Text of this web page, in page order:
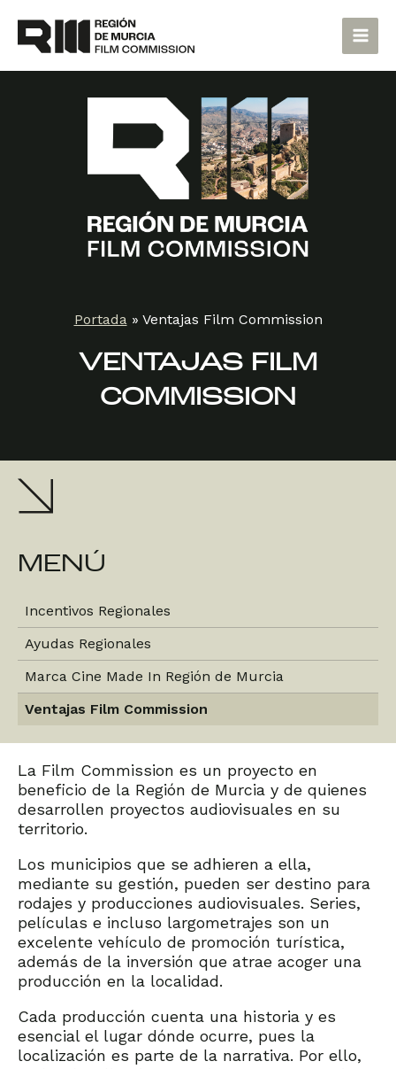
contenido
Main
Portada » Ventajas Film Commission
VENTAJAS FILM
COMMISSION
MENÚ
Incentivos Regionales
Ayudas Regionales
Marca Cine Made In Región de Murcia
Ventajas Film Commission
La Film Commission es un proyecto en
beneficio de la Región de Murcia y de quienes
desarrollen proyectos audiovisuales en su
territorio.
Los municipios que se adhieren a ella,
mediante su gestión, pueden ser destino para
rodajes y producciones audiovisuales. Series,
películas e incluso largometrajes son un
excelente vehículo de promoción turística,
además de la inversión que atrae acoger una
producción en la localidad.
Cada producción cuenta una historia y es
esencial el lugar dónde ocurre, pues la
localización es parte de la narrativa. Por ello,